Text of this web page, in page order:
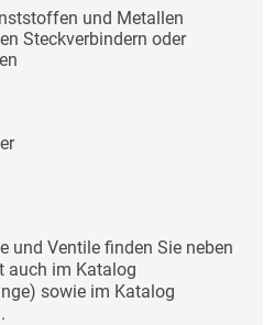
und Metallen
Steckverbindern oder
und Ventile finden Sie neben
auch im Katalog
sowie im Katalog